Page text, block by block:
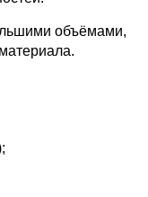
объёмами,